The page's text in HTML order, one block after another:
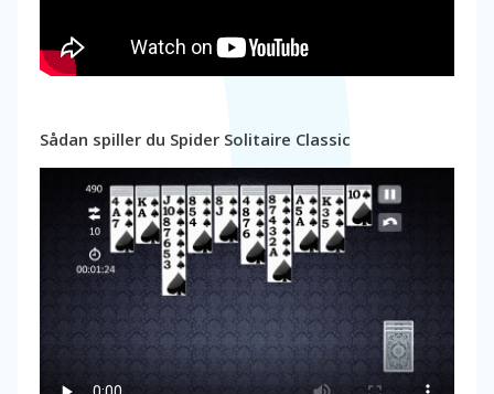
Sådan spiller du Spider Solitaire Classic